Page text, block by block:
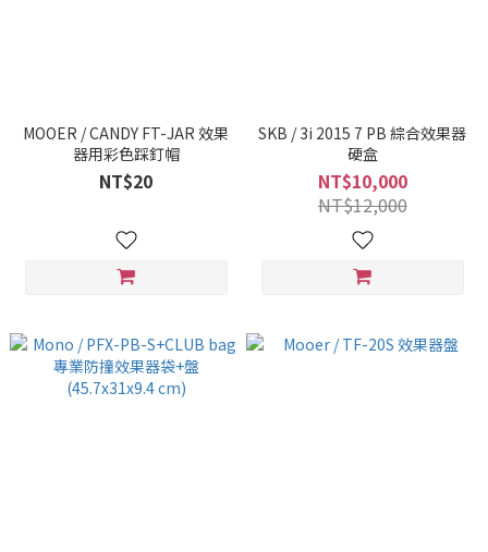
MOOER / CANDY FT-JAR 效果
器用彩色踩釘帽
NT$20
SKB / 3i 2015 7 PB 綜合效果器
硬盒
NT$10,000
NT$12,000